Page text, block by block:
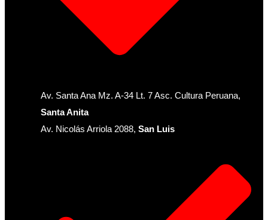
Av. Santa Ana Mz. A-34 Lt. 7 Asc. Cultura Peruana,
Santa Anita
Av. Nicolás Arriola 2088, San Luis